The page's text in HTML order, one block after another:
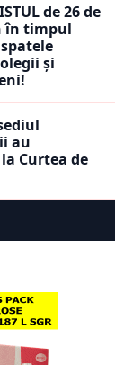
de 26 de
în timpul
și
au
Curtea de